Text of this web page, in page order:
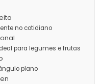
no cotidiano
para legumes e frutas
plano